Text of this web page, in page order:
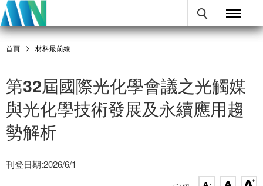
首頁 材料最前線
第32屆國際光化學會議之光觸媒
與光化學技術發展及永續應用趨
勢解析
刊登日期:2026/6/1